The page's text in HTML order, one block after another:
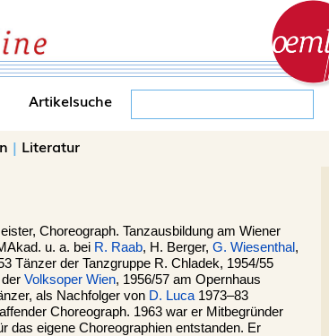
Artikelsuche
| Literatur
Choreograph. Tanzausbildung am Wiener
u. a. bei R. Raab, H. Berger, G. Wiesenthal ,
Tänzer der Tanzgruppe R. Chladek, 1954/55
Volksoper Wien, 1956/57 am Opernhaus
als Nachfolger von D. Luca 1973–83
Choreograph. 1963 war er Mitbegründer
das eigene Choreographien entstanden. Er